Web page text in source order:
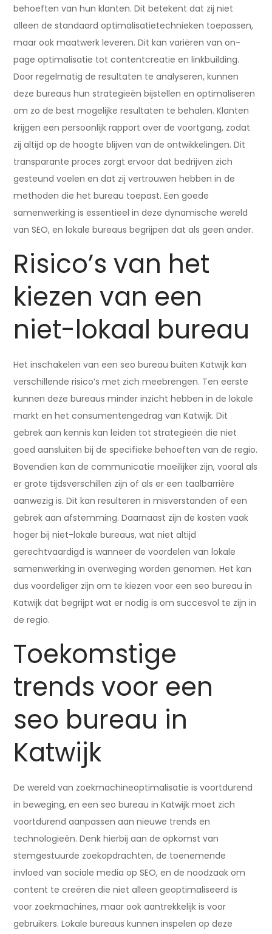
behoeften van hun klanten. Dit betekent dat zij niet
alleen de standaard optimalisatietechnieken toepassen,
maar ook maatwerk leveren. Dit kan variëren van on-
page optimalisatie tot contentcreatie en linkbuilding.
Door regelmatig de resultaten te analyseren, kunnen
deze bureaus hun strategieën bijstellen en optimaliseren
om zo de best mogelijke resultaten te behalen. Klanten
krijgen een persoonlijk rapport over de voortgang, zodat
zij altijd op de hoogte blijven van de ontwikkelingen. Dit
transparante proces zorgt ervoor dat bedrijven zich
gesteund voelen en dat zij vertrouwen hebben in de
methoden die het bureau toepast. Een goede
samenwerking is essentieel in deze dynamische wereld
van SEO, en lokale bureaus begrijpen dat als geen ander.
Risico’s van het
kiezen van een
niet-lokaal bureau
Het inschakelen van een seo bureau buiten Katwijk kan
verschillende risico’s met zich meebrengen. Ten eerste
kunnen deze bureaus minder inzicht hebben in de lokale
markt en het consumentengedrag van Katwijk. Dit
gebrek aan kennis kan leiden tot strategieën die niet
goed aansluiten bij de specifieke behoeften van de regio.
Bovendien kan de communicatie moeilijker zijn, vooral als
er grote tijdsverschillen zijn of als er een taalbarrière
aanwezig is. Dit kan resulteren in misverstanden of een
gebrek aan afstemming. Daarnaast zijn de kosten vaak
hoger bij niet-lokale bureaus, wat niet altijd
gerechtvaardigd is wanneer de voordelen van lokale
samenwerking in overweging worden genomen. Het kan
dus voordeliger zijn om te kiezen voor een seo bureau in
Katwijk dat begrijpt wat er nodig is om succesvol te zijn in
de regio.
Toekomstige
trends voor een
seo bureau in
Katwijk
De wereld van zoekmachineoptimalisatie is voortdurend
in beweging, en een seo bureau in Katwijk moet zich
voortdurend aanpassen aan nieuwe trends en
technologieën. Denk hierbij aan de opkomst van
stemgestuurde zoekopdrachten, de toenemende
invloed van sociale media op SEO, en de noodzaak om
content te creëren die niet alleen geoptimaliseerd is
voor zoekmachines, maar ook aantrekkelijk is voor
gebruikers. Lokale bureaus kunnen inspelen op deze